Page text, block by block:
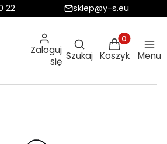
22 sklep@y-s.eu
Zaloguj
się
Otwórz
Szukaj
Produkty w
Koszyk Menu